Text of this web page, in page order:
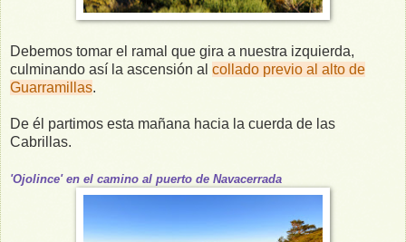
Debemos tomar el ramal que gira a nuestra izquierda,
culminando así la ascensión al collado previo al alto de
Guarramillas.
De él partimos esta mañana hacia la cuerda de las
Cabrillas.
'Ojolince' en el camino al puerto de Navacerrada